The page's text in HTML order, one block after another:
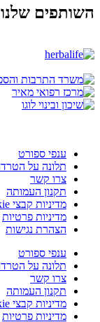
השותפים שלנו
ענפי ספורט
תלונה על
צרו קשר
תקנון העמותה
מדיניות קבצי Cookie של האתר
מדיניות פרטיות
הצהרת נגישות
ענפי ספורט
תלונה על
צרו קשר
תקנון העמותה
מדיניות קבצי Cookie של האתר
מדיניות פרטיות